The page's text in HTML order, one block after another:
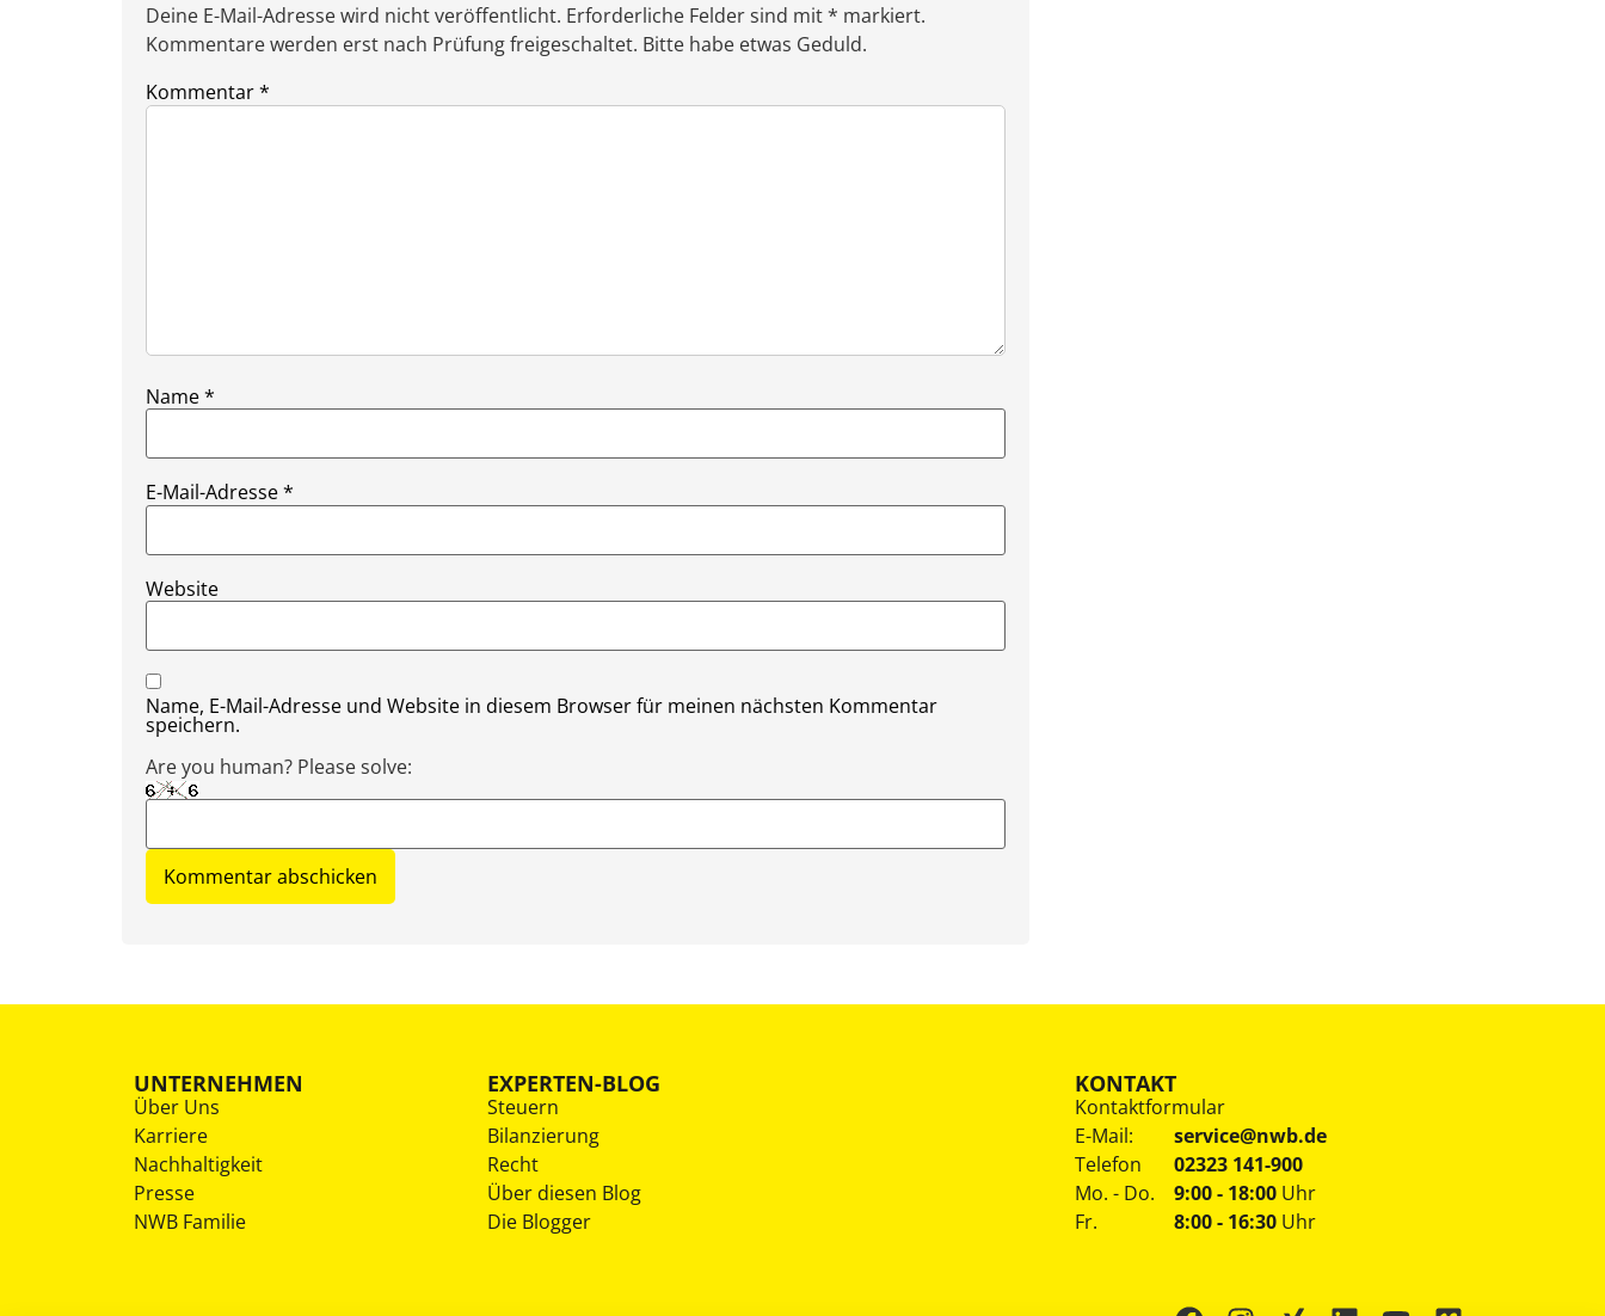
Deine E-Mail-Adresse wird nicht veröffentlicht. Erforderliche Felder sind mit * markiert.
Kommentare werden erst nach Prüfung freigeschaltet. Bitte habe etwas Geduld.
Kommentar*
Name*
E-Mail-Adresse*
Website
Name, E-Mail-Adresse und Website in diesem Browser für meinen nächsten Kommentar
speichern.
Are you human? Please solve:
UNTERNEHMEN
Über Uns
Karriere
Nachhaltigkeit
Presse
NWB Familie
EXPERTEN-BLOG
Steuern
Bilanzierung
Recht
Über diesen Blog
Die Blogger
KONTAKT
Kontaktformular
E-Mail:
service@nwb.de
Telefon
02323 141-900
Mo. - Do.
Fr.
9:00 - 18:00 Uhr
8:00 - 16:30 Uhr